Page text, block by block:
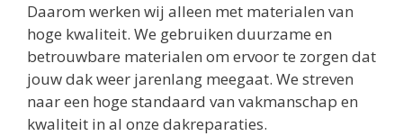
Daarom werken wij alleen met materialen van
hoge kwaliteit. We gebruiken duurzame en
betrouwbare materialen om ervoor te zorgen dat
jouw dak weer jarenlang meegaat. We streven
naar een hoge standaard van vakmanschap en
kwaliteit in al onze dakreparaties.